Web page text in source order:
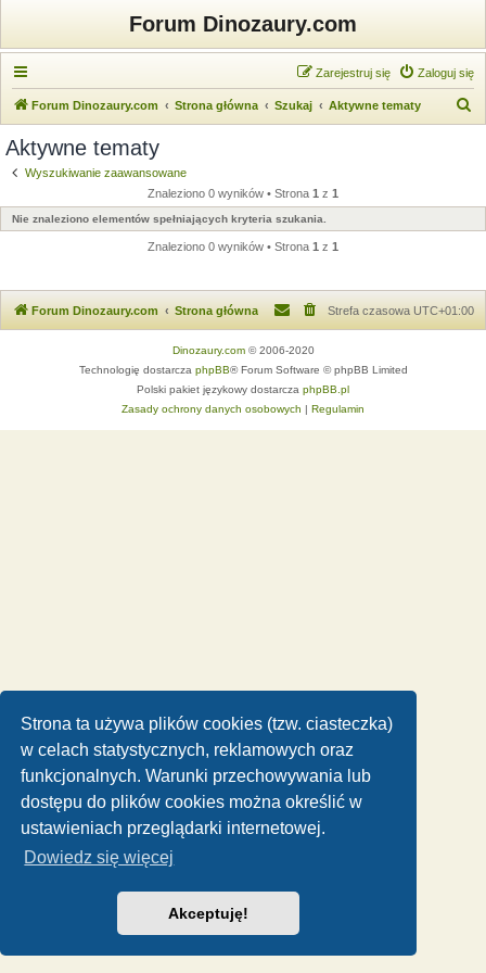
Strona ta używa plików cookies (tzw. ciasteczka)
w celach statystycznych, reklamowych oraz
funkcjonalnych. Warunki przechowywania lub
dostępu do plików cookies można określić w
ustawieniach przeglądarki internetowej.
Dowiedz się więcej
Akceptuję!
Forum Dinozaury.com
Zaloguj się
Zarejestruj się
Forum Dinozaury.com Strona główna Szukaj Aktywne tematy
a
j
Aktywne tematy
Wyszukiwanie zaawansowane
Znaleziono 0 wyników • Strona 1 z 1
Nie znaleziono elementów spełniających kryteria szukania.
Znaleziono 0 wyników • Strona 1 z 1
Forum Dinozaury.com Strona główna Strefa czasowa UTC+01:00
Dinozaury.com© 2006-2020
Technologię dostarcza phpBB® Forum Software © phpBB Limited
Polski pakiet językowy dostarcza phpBB.pl
Zasady ochrony danych osobowych | Regulamin